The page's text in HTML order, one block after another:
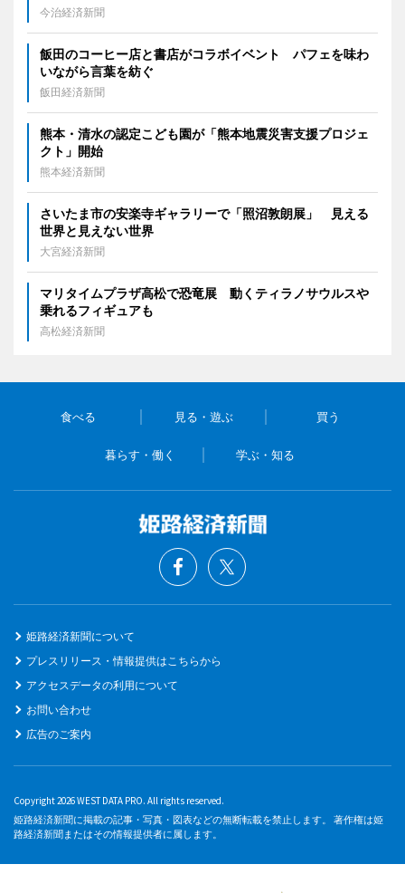
今治経済新聞
飯田のコーヒー店と書店がコラボイベント パフェを味わ
いながら言葉を紡ぐ
飯田経済新聞
熊本・清水の認定こども園が「熊本地震災害支援プロジェ
クト」開始
熊本経済新聞
さいたま市の安楽寺ギャラリーで「照沼敦朗展」 見える
世界と見えない世界
大宮経済新聞
マリタイムプラザ高松で恐竜展 動くティラノサウルスや
乗れるフィギュアも
高松経済新聞
食べる 見る・遊ぶ 買う
暮らす・働く 学ぶ・知る
姫路経済新聞について
プレスリリース・情報提供はこちらから
アクセスデータの利用について
お問い合わせ
広告のご案内
Copyright 2026 WEST DATA PRO. All rights reserved.
姫路経済新聞に掲載の記事・写真・図表などの無断転載を禁止します。 著作権は姫
路経済新聞またはその情報提供者に属します。